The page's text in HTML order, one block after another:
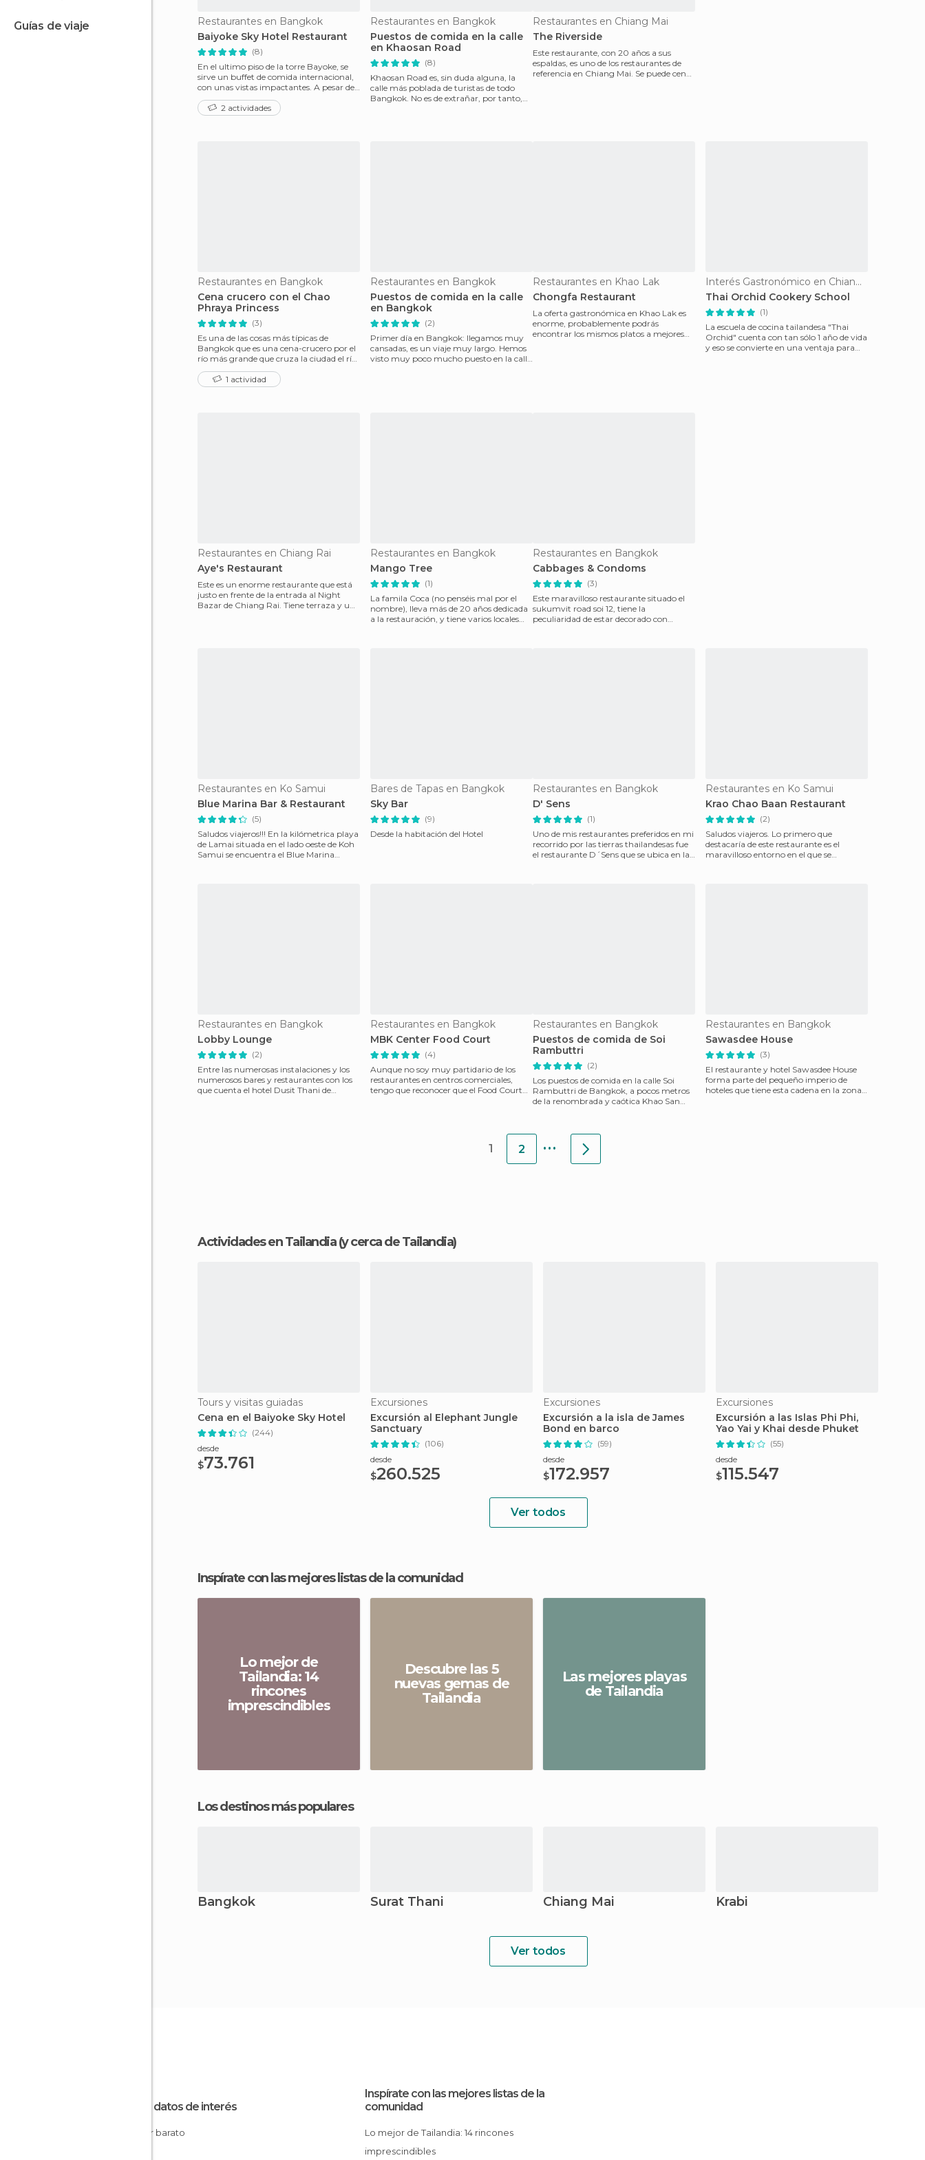
guías de viaje
Restaurantes en Bangkok
Baiyoke Sky Hotel Restaurant
(8)
En el ultimo piso de la torre Bayoke, se
sirve un buffet de comida internacional,
con unas vistas impactantes. A pesar de
que la c
2 actividades
Restaurantes en Bangkok
Puestos de comida en la calle
en Khaosan Road
(8)
Khaosan Road es, sin duda alguna, la
calle más poblada de turistas de todo
Bangkok. No es de extrañar, por tanto,
Restaurantes en Chiang Mai
The Riverside
Este restaurante, con 20 años a sus
espaldas, es uno de los restaurantes de
referencia en Chiang Mai. Se puede cenar
Restaurantes en Bangkok
Cena crucero con el Chao
Phraya Princess
(3)
Es una de las cosas más típicas de
Bangkok que es una cena-crucero por el
río más grande que cruza la ciudad el río
Chao Phraya.
1 actividad
Restaurantes en Bangkok
Puestos de comida en la calle
en Bangkok
(2)
Primer día en Bangkok: llegamos muy
cansadas, es un viaje muy largo. Hemos
visto muy poco mucho puesto en la calle
Restaurantes en Khao Lak
Chongfa Restaurant
La oferta gastronómica en Khao Lak es
enorme, probablemente podrás
encontrar los mismos platos a mejores
Interés Gastronómico en Chiang Mai
Thai Orchid Cookery School
(1)
La escuela de cocina tailandesa "Thai
Orchid" cuenta con tan sólo 1 año de vida
y eso se convierte en una ventaja para
Restaurantes en Chiang Rai
Aye's Restaurant
Este es un enorme restaurante que está
justo en frente de la entrada al Night
Bazar de Chiang Rai. Tiene terraza y un
Restaurantes en Bangkok
Mango Tree
(1)
La famila Coca (no penséis mal por el
nombre), lleva más de 20 años dedicada
a la restauración, y tiene varios locales
Restaurantes en Bangkok
Cabbages & Condoms
(3)
Este maravilloso restaurante situado el
sukumvit road soi 12, tiene la
peculiaridad de estar decorado con
Restaurantes en Ko Samui
Blue Marina Bar & Restaurant
(5)
Saludos viajeros!!! En la kilómetrica playa
de Lamai situada en el lado oeste de Koh
Samui se encuentra el Blue Marina
Bares de Tapas en Bangkok
Sky Bar
(9)
Desde la habitación del Hotel
Restaurantes en Bangkok
D' Sens
(1)
Uno de mis restaurantes preferidos en mi
recorrido por las tierras thailandesas fue
el restaurante D´Sens que se ubica en la
Restaurantes en Ko Samui
Krao Chao Baan Restaurant
(2)
Saludos viajeros. Lo primero que
destacaría de este restaurante es el
maravilloso entorno en el que se
Restaurantes en Bangkok
Lobby Lounge
(2)
Entre las numerosas instalaciones y los
numerosos bares y restaurantes con los
que cuenta el hotel Dusit Thani de
Restaurantes en Bangkok
MBK Center Food Court
(4)
Aunque no soy muy partidario de los
restaurantes en centros comerciales,
tengo que reconocer que el Food Court
Restaurantes en Bangkok
Puestos de comida de Soi
Rambuttri
(2)
Los puestos de comida en la calle Soi
Rambuttri de Bangkok, a pocos metros
de la renombrada y caótica Khao San
Restaurantes en Bangkok
Sawasdee House
(3)
El restaurante y hotel Sawasdee House
forma parte del pequeño imperio de
hoteles que tiene esta cadena en la zona
1 2 ...
Actividades en Tailandia(y cerca de Tailandia)
Tours y visitas guiadas
Cena en el Baiyoke Sky Hotel
(244)
desde
$73.761
Excursiones
Excursión al Elephant Jungle
Sanctuary
(106)
desde
$260.525
Excursiones
Excursión a la isla de James
Bond en barco
(59)
desde
$172.957
Excursiones
Excursión a las Islas Phi Phi,
Yao Yai y Khai desde Phuket
(55)
desde
$115.547
Ver todos
Inspírate con las mejores listas de la comunidad
Lo mejor de
Tailandia: 14
rincones
imprescindibles
Descubre las 5
nuevas gemas de
Tailandia
Las mejores playas
de Tailandia
Los destinos más populares
Bangkok Surat Thani Chiang Mai Krabi
Ver todos
Otros datos de interés
Dormir barato
Inspírate con las mejores listas de la
comunidad
Lo mejor de Tailandia: 14 rincones
imprescindibles